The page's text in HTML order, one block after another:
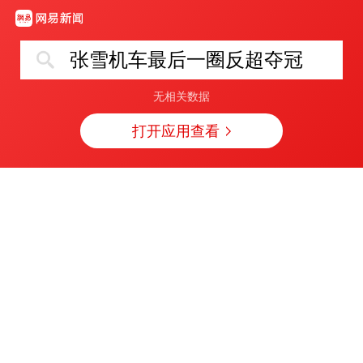
张雪机车最后一圈反超夺冠
无相关数据
打开应用查看